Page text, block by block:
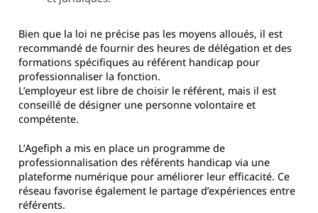
Bien que la loi ne précise pas les moyens alloués, il est
recommandé de fournir des heures de délégation et des
formations spécifiques au référent handicap pour
professionnaliser la fonction.
L’employeur est libre de choisir le référent, mais il est
conseillé de désigner une personne volontaire et
compétente.
L’Agefiph a mis en place un programme de
professionnalisation des référents handicap via une
plateforme numérique pour améliorer leur efficacité. Ce
réseau favorise également le partage d’expériences entre
référents.